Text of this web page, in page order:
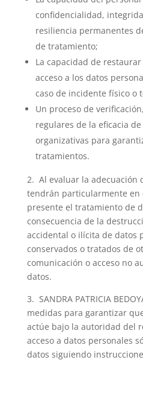
confidencialidad,
resiliencia permanentes
de tratamiento;
La capacidad de
acceso a los datos
caso de incidente físico o
Un proceso de
regulares de la eficacia
organizativas para
tratamientos.
2. Al evaluar la adecuación
tendrán particularmente en
presente el tratamiento de
consecuencia de la
accidental o ilícita de datos
conservados o tratados de
comunicación o acceso no
datos.
3. SANDRA PATRICIA
medidas para garantizar
actúe bajo la autoridad del
acceso a datos personales
datos siguiendo